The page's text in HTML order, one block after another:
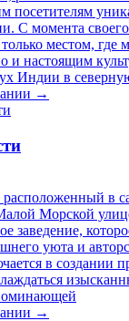
посетителям
С момента
местом, где
и настоящим
Индии в
→
расположенный в
Морской
заведение,
уюта и
в создании
→